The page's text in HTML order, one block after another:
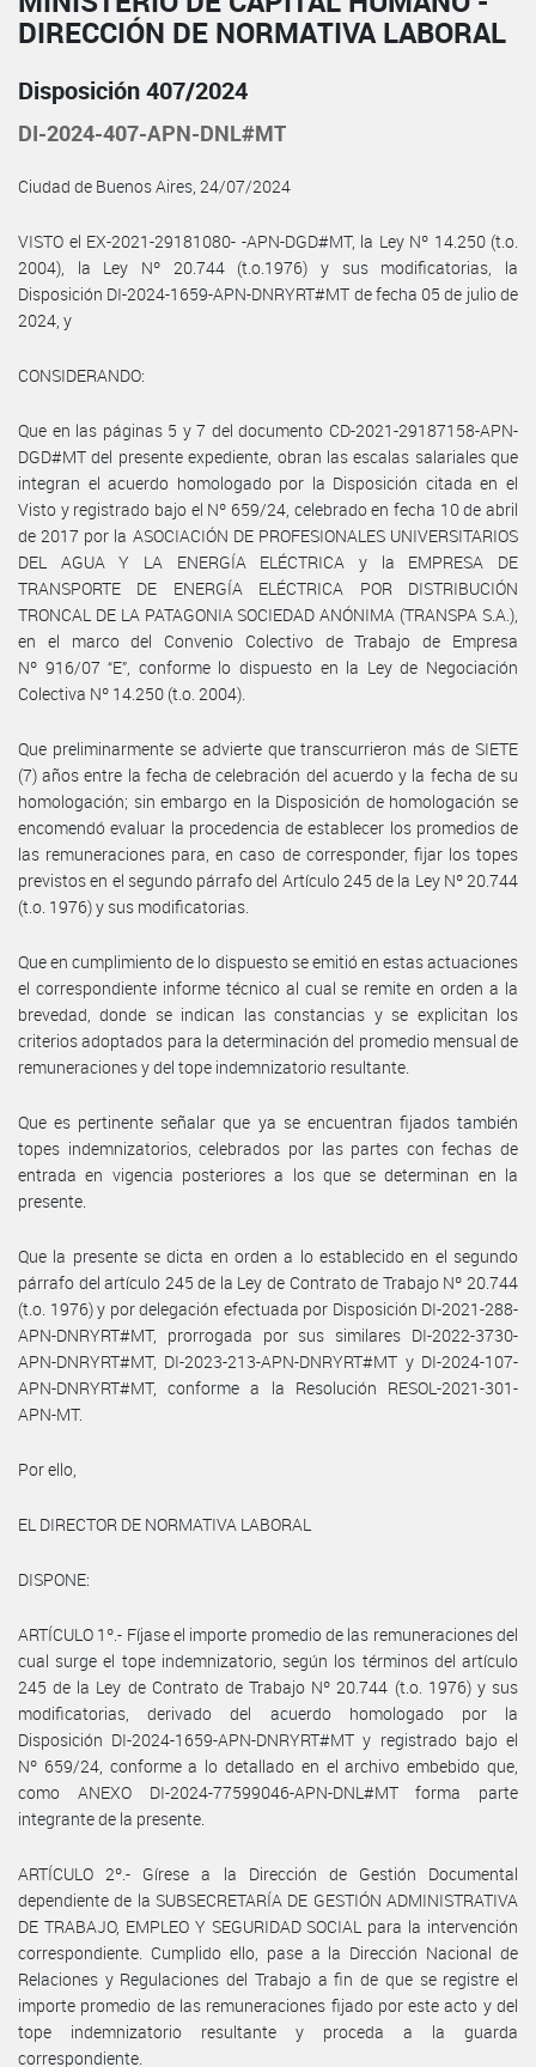
DIRECCIÓN DE NORMATIVA LABORAL
Disposición 407/2024
DI-2024-407-APN-DNL#MT
Ciudad de Buenos Aires, 24/07/2024
VISTO el EX-2021-29181080- -APN-DGD#MT, la Ley Nº 14.250 (t.o.
2004), la Ley Nº 20.744 (t.o.1976) y sus modificatorias, la
Disposición DI-2024-1659-APN-DNRYRT#MT de fecha 05 de julio de
2024, y
CONSIDERANDO:
Que en las páginas 5 y 7 del documento CD-2021-29187158-APN-
DGD#MT del presente expediente, obran las escalas salariales que
integran el acuerdo homologado por la Disposición citada en el
Visto y registrado bajo el Nº 659/24, celebrado en fecha 10 de abril
de 2017 por la ASOCIACIÓN DE PROFESIONALES UNIVERSITARIOS
DEL AGUA Y LA ENERGÍA ELÉCTRICA y la EMPRESA DE
TRANSPORTE DE ENERGÍA ELÉCTRICA POR DISTRIBUCIÓN
TRONCAL DE LA PATAGONIA SOCIEDAD ANÓNIMA (TRANSPA S.A.),
en el marco del Convenio Colectivo de Trabajo de Empresa
Nº 916/07 “E”, conforme lo dispuesto en la Ley de Negociación
Colectiva Nº 14.250 (t.o. 2004).
Que preliminarmente se advierte que transcurrieron más de SIETE
(7) años entre la fecha de celebración del acuerdo y la fecha de su
homologación; sin embargo en la Disposición de homologación se
encomendó evaluar la procedencia de establecer los promedios de
las remuneraciones para, en caso de corresponder, fijar los topes
previstos en el segundo párrafo del Artículo 245 de la Ley Nº 20.744
(t.o. 1976) y sus modificatorias.
Que en cumplimiento de lo dispuesto se emitió en estas actuaciones
el correspondiente informe técnico al cual se remite en orden a la
brevedad, donde se indican las constancias y se explicitan los
criterios adoptados para la determinación del promedio mensual de
remuneraciones y del tope indemnizatorio resultante.
Que es pertinente señalar que ya se encuentran fijados también
topes indemnizatorios, celebrados por las partes con fechas de
entrada en vigencia posteriores a los que se determinan en la
presente.
Que la presente se dicta en orden a lo establecido en el segundo
párrafo del artículo 245 de la Ley de Contrato de Trabajo Nº 20.744
(t.o. 1976) y por delegación efectuada por Disposición DI-2021-288-
APN-DNRYRT#MT, prorrogada por sus similares DI-2022-3730-
APN-DNRYRT#MT, DI-2023-213-APN-DNRYRT#MT y DI-2024-107-
APN-DNRYRT#MT, conforme a la Resolución RESOL-2021-301-
APN-MT.
Por ello,
EL DIRECTOR DE NORMATIVA LABORAL
DISPONE:
ARTÍCULO 1º.- Fíjase el importe promedio de las remuneraciones del
cual surge el tope indemnizatorio, según los términos del artículo
245 de la Ley de Contrato de Trabajo Nº 20.744 (t.o. 1976) y sus
modificatorias, derivado del acuerdo homologado por la
Disposición DI-2024-1659-APN-DNRYRT#MT y registrado bajo el
Nº 659/24, conforme a lo detallado en el archivo embebido que,
como ANEXO DI-2024-77599046-APN-DNL#MT forma parte
integrante de la presente.
ARTÍCULO 2º.- Gírese a la Dirección de Gestión Documental
dependiente de la SUBSECRETARÍA DE GESTIÓN ADMINISTRATIVA
DE TRABAJO, EMPLEO Y SEGURIDAD SOCIAL para la intervención
correspondiente. Cumplido ello, pase a la Dirección Nacional de
Relaciones y Regulaciones del Trabajo a fin de que se registre el
importe promedio de las remuneraciones fijado por este acto y del
tope indemnizatorio resultante y proceda a la guarda
correspondiente.